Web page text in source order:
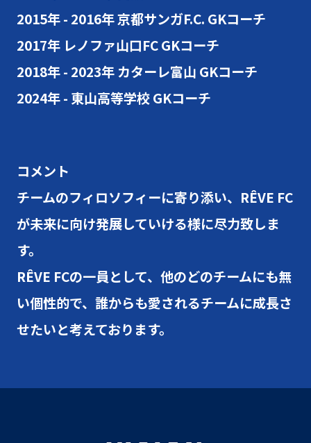
2015年 - 2016年 京都サンガF.C. GKコーチ
2017年 レノファ山口FC GKコーチ
2018年 - 2023年 カターレ富山 GKコーチ
2024年 - 東山高等学校 GKコーチ
コメント
チームのフィロソフィーに寄り添い、RÊVE FC
が未来に向け発展していける様に尽力致しま
す。
RÊVE FCの一員として、他のどのチームにも無
い個性的で、誰からも愛されるチームに成長さ
せたいと考えております。